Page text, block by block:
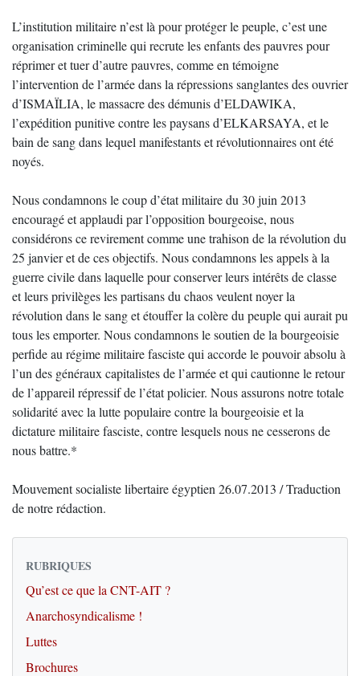
L’institution militaire n’est là pour protéger le peuple, c’est une
organisation criminelle qui recrute les enfants des pauvres pour
réprimer et tuer d’autre pauvres, comme en témoigne
l’intervention de l’armée dans la répressions sanglantes des ouvrier
d’ISMAÏLIA, le massacre des démunis d’ELDAWIKA,
l’expédition punitive contre les paysans d’ELKARSAYA, et le
bain de sang dans lequel manifestants et révolutionnaires ont été
noyés.
Nous condamnons le coup d’état militaire du 30 juin 2013
encouragé et applaudi par l’opposition bourgeoise, nous
considérons ce revirement comme une trahison de la révolution du
25 janvier et de ces objectifs. Nous condamnons les appels à la
guerre civile dans laquelle pour conserver leurs intérêts de classe
et leurs privilèges les partisans du chaos veulent noyer la
révolution dans le sang et étouffer la colère du peuple qui aurait pu
tous les emporter. Nous condamnons le soutien de la bourgeoisie
perfide au régime militaire fasciste qui accorde le pouvoir absolu à
l’un des généraux capitalistes de l’armée et qui cautionne le retour
de l’appareil répressif de l’état policier. Nous assurons notre totale
solidarité avec la lutte populaire contre la bourgeoisie et la
dictature militaire fasciste, contre lesquels nous ne cesserons de
nous battre.*
Mouvement socialiste libertaire égyptien 26.07.2013 / Traduction
de notre rédaction.
RUBRIQUES
Qu’est ce que la CNT-AIT ?
Anarchosyndicalisme !
Luttes
Brochures